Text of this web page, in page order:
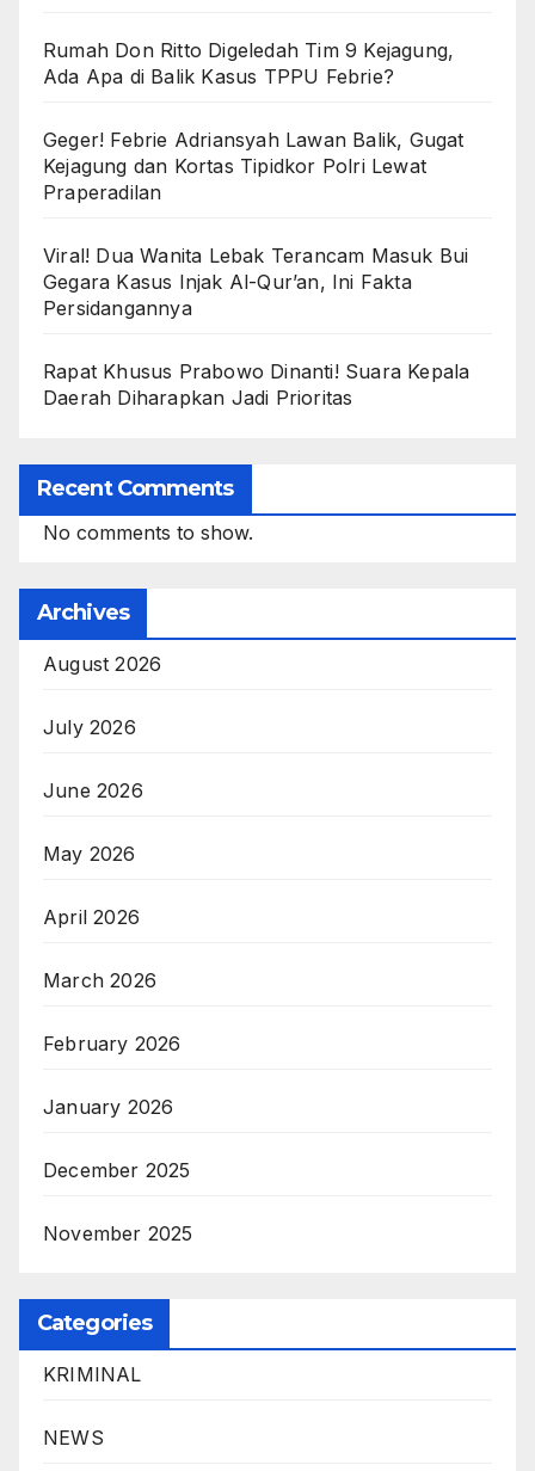
Rumah Don Ritto Digeledah Tim 9 Kejagung,
Ada Apa di Balik Kasus TPPU Febrie?
Geger! Febrie Adriansyah Lawan Balik, Gugat
Kejagung dan Kortas Tipidkor Polri Lewat
Praperadilan
Viral! Dua Wanita Lebak Terancam Masuk Bui
Gegara Kasus Injak Al-Qur’an, Ini Fakta
Persidangannya
Rapat Khusus Prabowo Dinanti! Suara Kepala
Daerah Diharapkan Jadi Prioritas
Recent Comments
No comments to show.
Archives
August 2026
July 2026
June 2026
May 2026
April 2026
March 2026
February 2026
January 2026
December 2025
November 2025
Categories
KRIMINAL
NEWS